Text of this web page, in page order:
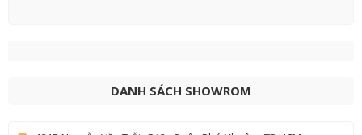
DANH SÁCH SHOWROM